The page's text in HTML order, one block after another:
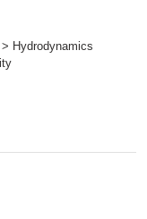
Hydrodynamics